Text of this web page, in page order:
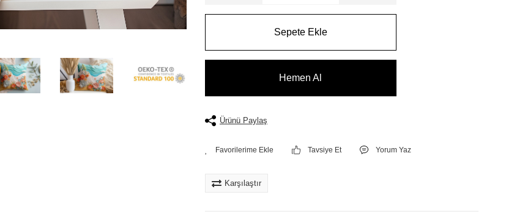
Sepete Ekle
Hemen Al
Ürünü Paylaş
Tavsiye Et Yorum Yaz
Karşılaştır